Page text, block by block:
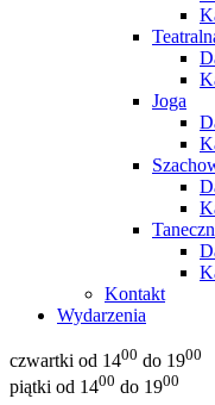
Joga
Kontakt
Wydarzenia
czwartki od 1400 do 1900
piątki od 1400 do 1900